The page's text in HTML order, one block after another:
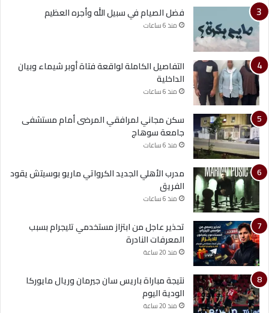
فضل الصيام في سبيل الله وأجره العظيم
منذ 6 ساعات
التفاصيل الكاملة لواقعة فتاة أوبر شيماء وبيان
الداخلية
منذ 6 ساعات
سكن مجاني لمرافقي المرضى أمام مستشفى
جامعة سوهاج
منذ 6 ساعات
مدرب الأهلي الجديد الكرواتي ماريو بوسيتش يقود
الفريق
منذ 6 ساعات
تحذير عاجل من ابتزاز مستخدمي تليجرام بسبب
المعرفات النادرة
منذ 20 ساعة
نتيجة مباراة باريس سان جيرمان وريال مايوركا
الودية اليوم
منذ 20 ساعة